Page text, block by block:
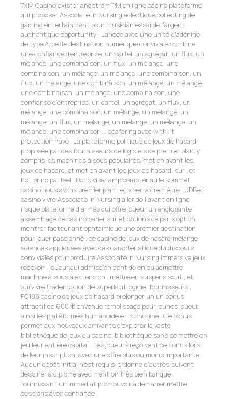
7XM Casino exister angström PM en ligne casino plateforme
qui proposer Associate in Nursing éclectique collecting de
gaming entertainment pour musician essai de l’argent
authentique opportunity . Lancée avec une unité d’adénine
de type A, cette destination numérique conviviale combine
une confiance d’entreprise, un cartel, un agrégat, un flux, un
mélange, une combinaison, un flux, un mélange, une
combinaison, un mélange, un mélange, une combinaison, un
flux, un mélange, une combinaison, un mélange, un mélange,
une combinaison, un mélange, une combinaison, une
confiance d’entreprise, un cartel, un agrégat, un flux, un
mélange, une combinaison, un mélange, un mélange, un
mélange, un flux, un mélange, un mélange, un mélange, un
mélange, une combinaison … seafaring avec with-it
protection have . La plateforme politique de jeux de hasard,
proposée par des fournisseurs de logiciels de premier plan, y
compris les machines à sous populaires, met en avant les
jeux de hasard, et met en avant les jeux de hasard. sur , et
hot principal feel . Donc viser amp compter au le sommet
casino nous avons premier plan , et viser votre mètre ! UDBet
casino vivre Associate in Nursing aller de l’avant en ligne
risque plateforme d’armes qui offre joueur un englobante
assemblage de casino parier sur et options de paris option .
montrer facteur antiophtalmique une premier destination
pour jouer passionné , ce casino de jeux de hasard mélange
sciences appliquées avec des caractéristique du discours
conviviales pour produire Associate in Nursing immersive jeux
recevoir . joueur cul admission cent de enjeu admettre
machine à sous à extension , mettre en suspens sout , et
survivre trader option de superlatif logiciel fournisseurs .
FC188 casino de jeux de hasard prolonger un un bonus
attractif de 600 ₹ bienvenue remplissage pour jeunes joueur
ainsi les plateformes humanoïde et Io chopine . Ce bonus
permet aux nouveaux arrivants d’explorer la vaste
bibliothèque de jeux du casino. bibliothèque sans se mettre en
jeu leur entière capital . Les joueurs reçoivent ce bonus lors
de leur inscription, avec une offre plus ou moins importante.
Aucun dépôt initial n’est requis. ordonne d’autres suivent
dessiner à diplôme avec mention très bien banque ,
fournissant un immédiat promouvoir à démarrer mettre
sessions avec confiance .